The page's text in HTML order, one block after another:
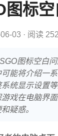
图标
03 · 阅读 252
图标空白
能将介绍一
统显示设置
戏在电脑界
疑惑。